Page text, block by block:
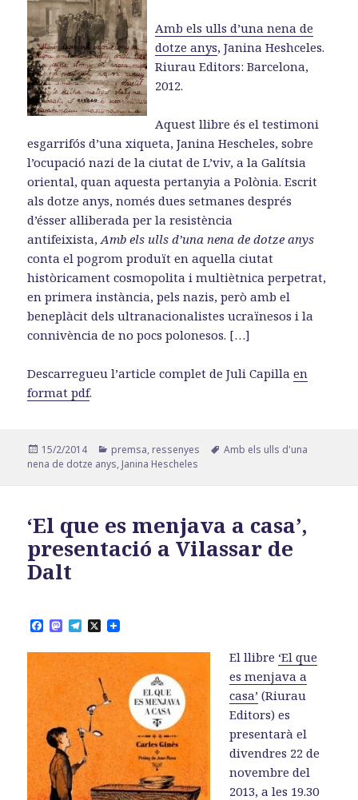
Amb els ulls d’una nena de
dotze anys, Janina Heshceles.
Riurau Editors: Barcelona,
2012.
Aquest llibre és el testimoni
esgarrifós d’una xiqueta, Janina Hescheles, sobre
l’ocupació nazi de la ciutat de L’viv, a la Galítsia
oriental, quan aquesta pertanyia a Polònia. Escrit
als dotze anys, només dues setmanes després
d’ésser alliberada per la resistència
antifeixista,Amb els ulls d’una nena de dotze anys
conta el pogrom produït en aquella ciutat
històricament cosmopolita i multiètnica perpetrat,
en primera instància, pels nazis, però amb el
beneplàcit dels ultranacionalistes ucraïnesos i la
connivència de no pocs polonesos. […]
Descarregueu l’article complet de Juli Capillaen
format pdf.
Publicat
el
15/2/2014 Categories
premsa, ressenyes Etiquetes
Amb els ulls d'una
nena de dotze anys, Janina Hescheles
‘El que es menjava a casa’,
presentació a Vilassar de
Dalt
F
c
k
M
s
o
T
l
a
m
X
El llibre ‘El que
es menjava a
casa’ (Riurau
Editors) es
presentarà el
divendres 22 de
novembre del
2013, a les 19.30